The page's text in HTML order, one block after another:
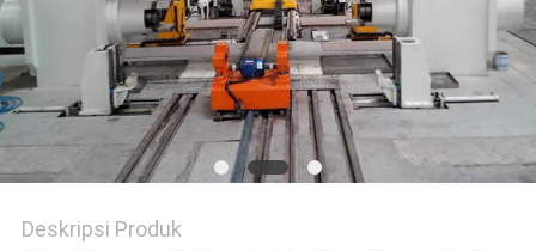
Deskripsi Produk